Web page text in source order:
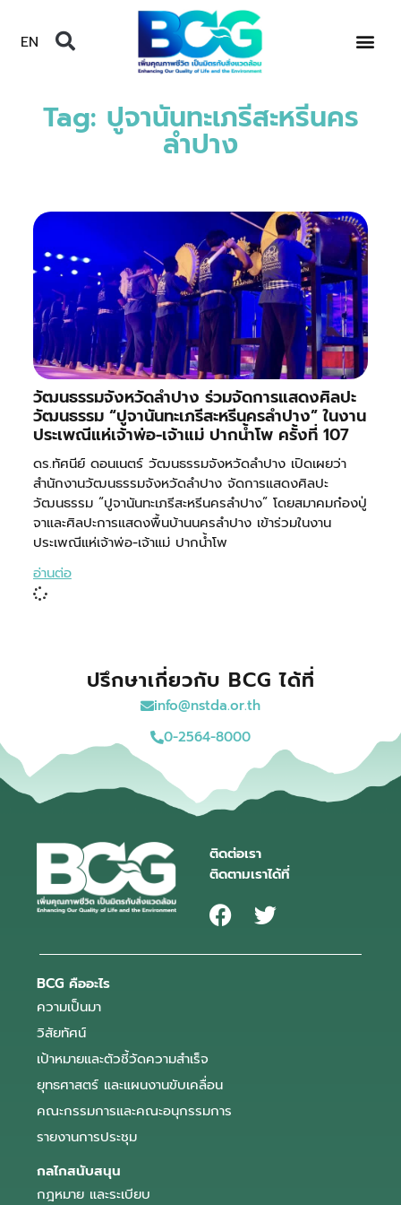
EN
Tag: ปูจานันทะเภรีสะหรีนคร
ลำปาง
วัฒนธรรมจังหวัดลำปาง ร่วมจัดการแสดงศิลปะ
วัฒนธรรม “ปูจานันทะเภรีสะหรีนครลำปาง” ในงาน
ประเพณีแห่เจ้าพ่อ-เจ้าแม่ ปากน้ำโพ ครั้งที่ 107
ดร.ทัศนีย์ ดอนเนตร์ วัฒนธรรมจังหวัดลำปาง เปิดเผยว่า
สำนักงานวัฒนธรรมจังหวัดลำปาง จัดการแสดงศิลปะ
วัฒนธรรม “ปูจานันทะเภรีสะหรีนครลำปาง” โดยสมาคมก๋องปู่
จาและศิลปะการแสดงพื้นบ้านนครลำปาง เข้าร่วมในงาน
ประเพณีแห่เจ้าพ่อ-เจ้าแม่ ปากน้ำโพ
อ่านต่อ
ปรึกษาเกี่ยวกับ BCG ได้ที่
info@nstda.or.th
0-2564-8000
ติดต่อเรา
ติดตามเราได้ที่
BCG คืออะไร
ความเป็นมา
วิสัยทัศน์
เป้าหมายและตัวชี้วัดความสำเร็จ
ยุทธศาสตร์ และแผนงานขับเคลื่อน
คณะกรรมการและคณะอนุกรรมการ
รายงานการประชุม
กลไกสนับสนุน
กฎหมาย และระเบียบ